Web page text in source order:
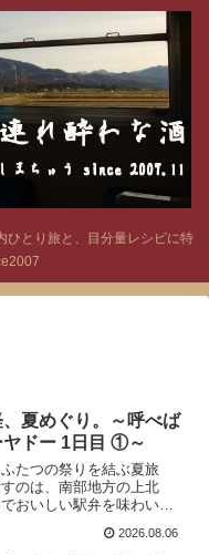
ひとり旅と、目分量レシピに特
夏めぐり。～呼べば
ヤドー 1日目 ①～
たつの祭りを結ぶ夏旅
のは、南部地方の上北
おいしい駅弁を味わい、
2026.08.06